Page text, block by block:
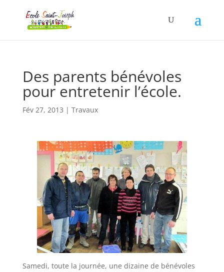
Des parents bénévoles
pour entretenir l’école.
Fév 27, 2013 | Travaux
Samedi, toute la journée, une dizaine de bénévoles